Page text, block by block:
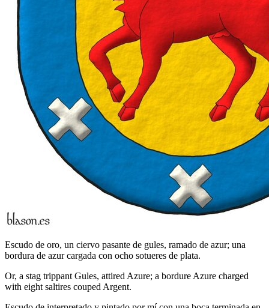
Escudo de oro, un ciervo pasante de gules, ramado de azur; una
bordura de azur cargada con ocho sotueres de plata.
Or, a stag trippant Gules, attired Azure; a bordure Azure charged
with eight saltires couped Argent.